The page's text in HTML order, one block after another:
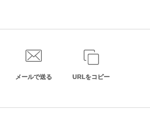
メールで送る URLをコピー